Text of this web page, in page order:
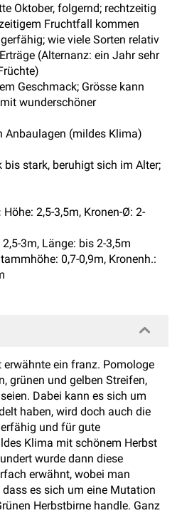
Oktober, folgernd; rechtzeitig
Fruchtfall kommen
wie viele Sorten relativ
(Alternanz: ein Jahr sehr
Geschmack; Grösse kann
wunderschöner
Anbaulagen (mildes Klima)
bis stark, beruhigt sich im Alter;
Höhe: 2,5-3,5m, Kronen-Ø: 2-
2,5-3m, Länge: bis 2-3,5m
0,7-0,9m, Kronenh.:
ein franz. Pomologe
grünen und gelben Streifen,
Dabei kann es sich um
haben, wird doch auch die
und für gute
Klima mit schönem Herbst
wurde dann diese
erwähnt, wobei man
es sich um eine Mutation
Herbstbirne handle. Ganz